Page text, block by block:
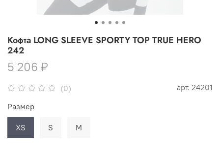
(0) арт. 24201
Кофта LONG SLEEVE SPORTY TOP TRUE HERO
242
5 206 ₽
Размер
XS S M